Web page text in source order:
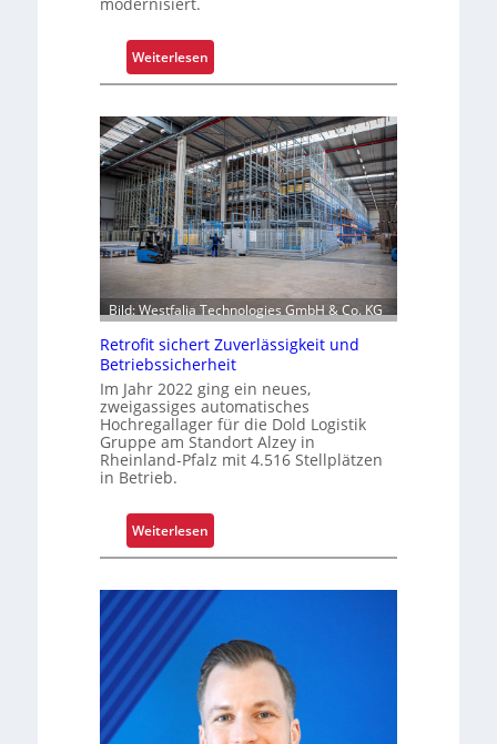
i
c
t
s
t
o
f
f
r
l
e
n
Weiterlesen:
K
m
m
i
s
s
i
o
i
e
r
u
n
g
u
a
s
e
n
m
o
d
e
Bild: Westfalia Technologies GmbH & Co. KG
Retrofit sichert Zuverlässigkeit und
Betriebssicherheit
Im Jahr 2022 ging ein neues,
zweigassiges automatisches
Hochregallager für die Dold Logistik
Gruppe am Standort Alzey in
Rheinland-Pfalz mit 4.516 Stellplätzen
in Betrieb.
Weiterlesen:
R
t
o
f
i
t